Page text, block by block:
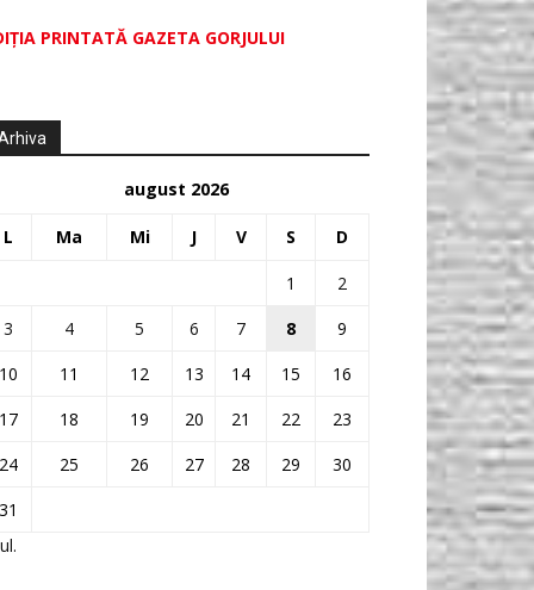
PRINTATĂ GAZETA GORJULUI
august 2026
L Ma Mi J V S D
1
2
3
4 5 6 7 8
9
11 12 13 14 15
16
18 19 20 21 22
23
25 26 27 28 29
30